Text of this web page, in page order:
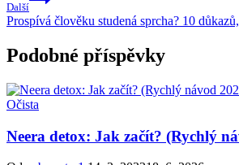
Další
Prospívá člověku studená sprcha? 10
Podobné příspěvky
Očista
Neera detox: Jak začít? (Rychlý